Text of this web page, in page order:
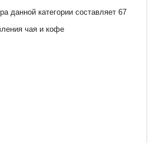
данной категории составляет 67
чая и кофе